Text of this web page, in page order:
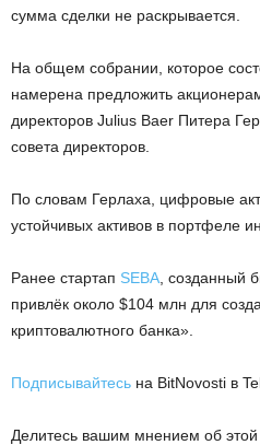
сумма сделки не раскрывается.
На общем собрании, которое
намерена предложить
директоров Julius Baer Питера
совета директоров.
По словам Герлаха, цифровые
устойчивых активов в портфеле
Ранее стартап SEBA , созданный
привлёк около $104 млн для
криптовалютного банка».
Подписывайтесь на BitNovosti в
Делитесь вашим мнением об